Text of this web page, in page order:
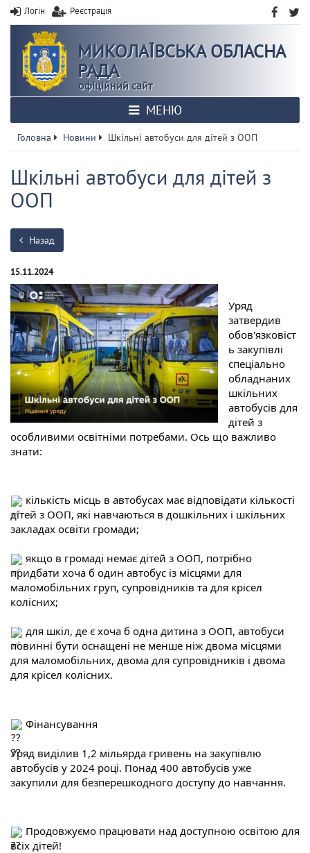
Логін Реєстрація
МИКОЛАЇВСЬКА ОБЛАСНА
РАДА
офіційний сайт
МЕНЮ
Головна Новини Шкільні автобуси для дітей з ООП
Шкільні автобуси для дітей з
ООП
Назад
15.11.2024
Уряд
затвердив
обов'язковіст
ь закупівлі
спеціально
обладнаних
шкільних
автобусів для
дітей з
особливими освітніми потребами. Ось що важливо
знати:
кількість місць в автобусах має відповідати кількості
дітей з ООП, які навчаються в дошкільних і шкільних
закладах освіти громади;
якщо в громаді немає дітей з ООП, потрібно
придбати хоча б один автобус із місцями для
маломобільних груп, супровідників та для крісел
колісних;
для шкіл, де є хоча б одна дитина з ООП, автобуси
повинні бути оснащені не менше ніж двома місцями
для маломобільних, двома для супровідників і двома
для крісел колісних.
Фінансування
Уряд виділив 1,2 мільярда гривень на закупівлю
автобусів у 2024 році. Понад 400 автобусів уже
закупили для безперешкодного доступу до навчання.
Продовжуємо працювати над доступною освітою для
всіх дітей!